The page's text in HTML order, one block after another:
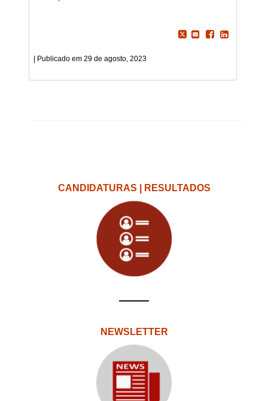
29 de agosto, 2023
CANDIDATURAS | RESULTADOS
NEWSLETTER